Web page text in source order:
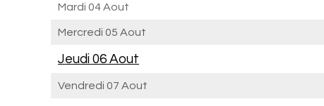
Mardi 04 Aout
Mercredi 05 Aout
Jeudi 06 Aout
Vendredi 07 Aout